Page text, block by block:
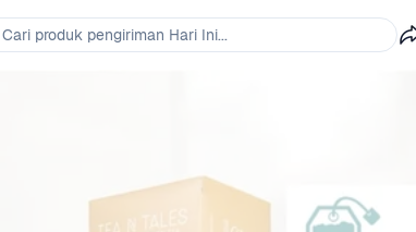
Cari produk pengiriman Hari Ini...